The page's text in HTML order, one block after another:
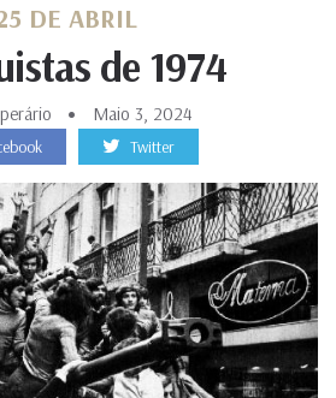
DE ABRIL
de 1974
Maio 3, 2024
Twitter